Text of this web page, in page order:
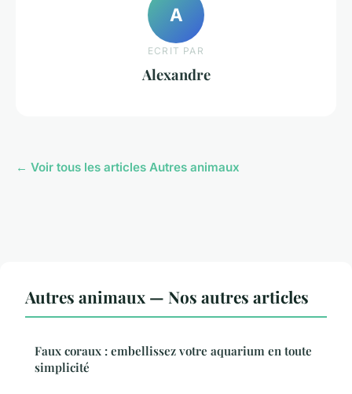
A
ECRIT PAR
Alexandre
← Voir tous les articles Autres animaux
Autres animaux — Nos autres articles
Faux coraux : embellissez votre aquarium en toute
simplicité